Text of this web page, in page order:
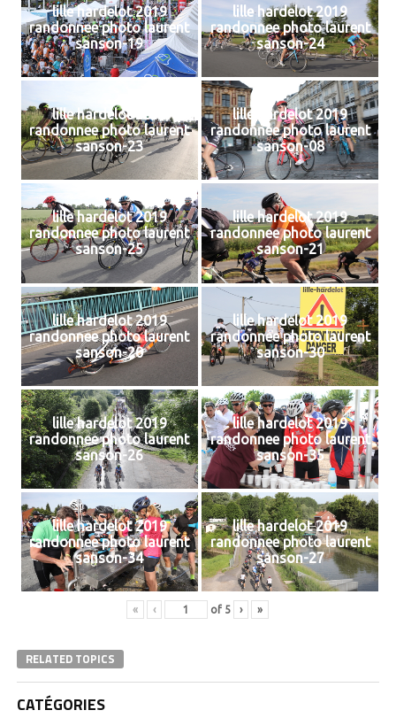
lille hardelot 2019
randonnee photo laurent
sanson-19
lille hardelot 2019
randonnee photo laurent
sanson-24
lille hardelot 2019
randonnee photo laurent
sanson-23
lille hardelot 2019
randonnee photo laurent
sanson-08
lille hardelot 2019
randonnee photo laurent
sanson-25
lille hardelot 2019
randonnee photo laurent
sanson-21
lille hardelot 2019
randonnee photo laurent
sanson-20
lille hardelot 2019
randonnee photo laurent
sanson-30
lille hardelot 2019
randonnee photo laurent
sanson-26
lille hardelot 2019
randonnee photo laurent
sanson-35
lille hardelot 2019
randonnee photo laurent
sanson-34
lille hardelot 2019
randonnee photo laurent
sanson-27
« ‹ of 5 › »
RELATED TOPICS
CATÉGORIES